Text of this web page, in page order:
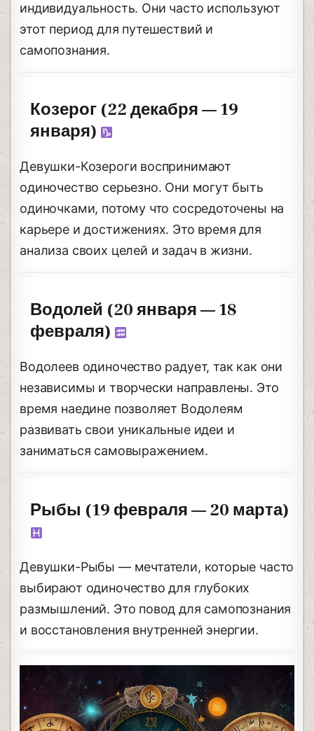
индивидуальность. Они часто используют
этот период для путешествий и
самопознания.
Козерог (22 декабря — 19
января)
Девушки-Козероги воспринимают
одиночество серьезно. Они могут быть
одиночками, потому что сосредоточены на
карьере и достижениях. Это время для
анализа своих целей и задач в жизни.
Водолей (20 января — 18
февраля)
Водолеев одиночество радует, так как они
независимы и творчески направлены. Это
время наедине позволяет Водолеям
развивать свои уникальные идеи и
заниматься самовыражением.
Рыбы (19 февраля — 20 марта)
Девушки-Рыбы — мечтатели, которые часто
выбирают одиночество для глубоких
размышлений. Это повод для самопознания
и восстановления внутренней энергии.